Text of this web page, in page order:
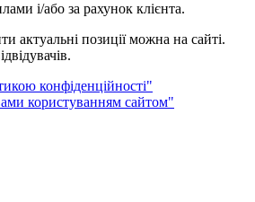
і/або за рахунок клієнта.
актуальні позиції можна на сайті.
конфіденційності"
користуванням сайтом"